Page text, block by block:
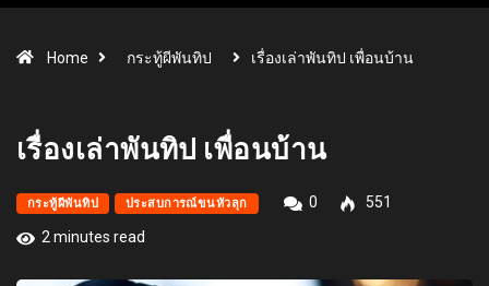
Home กระทู้ผีพันทิป เรื่องเล่าพันทิป เพื่อนบ้าน
เรื่องเล่าพันทิป เพื่อนบ้าน
กระทู้ผีพันทิป ประสบการณ์ขนหัวลุก 0
551
2 minutes read